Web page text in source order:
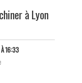
à Lyon
16:33